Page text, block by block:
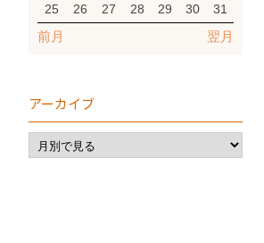
25
26 27 28 29 30 31
前月 翌月
アーカイブ